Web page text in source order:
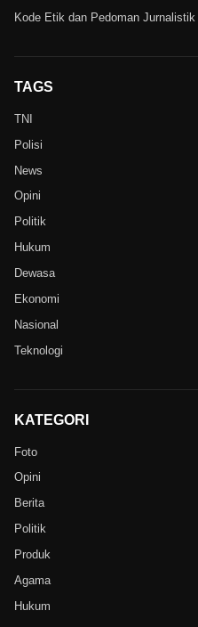
Kode Etik dan Pedoman
TAGS
TNI
Polisi
News
Opini
Politik
Hukum
Dewasa
Ekonomi
Nasional
Teknologi
KATEGORI
Foto
Opini
Berita
Politik
Produk
Agama
Hukum